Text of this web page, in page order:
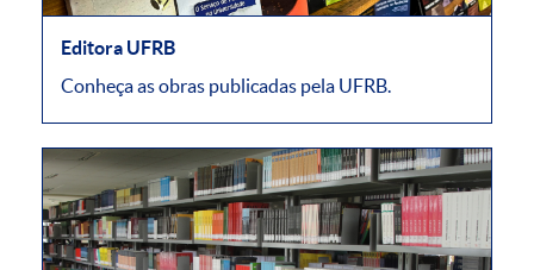
Editora UFRB
Conheça as obras publicadas pela UFRB.